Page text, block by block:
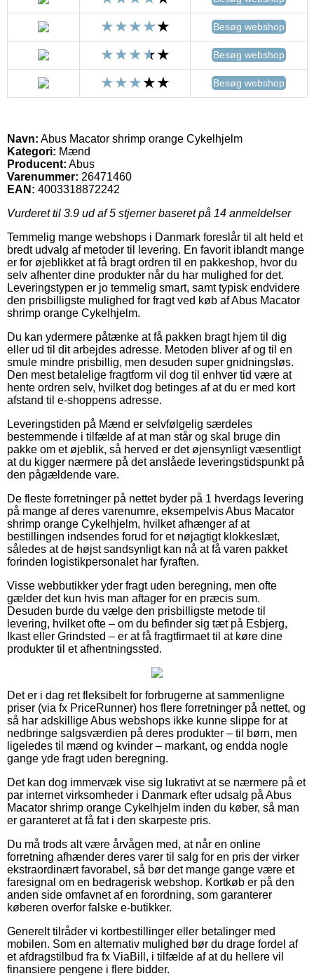
Besøg webshop
Besøg webshop
Besøg webshop
Navn: Abus Macator shrimp orange Cykelhjelm
Kategori: Mænd
Producent: Abus
Varenummer: 26471460
EAN: 4003318872242
Vurderet til 3.9 ud af 5 stjerner baseret på 14 anmeldelser
Temmelig mange webshops i Danmark foreslår til alt held et
bredt udvalg af metoder til levering. En favorit iblandt mange
er for øjeblikket at få bragt ordren til en pakkeshop, hvor du
selv afhenter dine produkter når du har mulighed for det.
Leveringstypen er jo temmelig smart, samt typisk endvidere
den prisbilligste mulighed for fragt ved køb af Abus Macator
shrimp orange Cykelhjelm.
Du kan ydermere påtænke at få pakken bragt hjem til dig
eller ud til dit arbejdes adresse. Metoden bliver af og til en
smule mindre prisbillig, men desuden super gnidningsløs.
Den mest betalelige fragtform vil dog til enhver tid være at
hente ordren selv, hvilket dog betinges af at du er med kort
afstand til e-shoppens adresse.
Leveringstiden på Mænd er selvfølgelig særdeles
bestemmende i tilfælde af at man står og skal bruge din
pakke om et øjeblik, så herved er det øjensynligt væsentligt
at du kigger nærmere på det anslåede leveringstidspunkt på
den pågældende vare.
De fleste forretninger på nettet byder på 1 hverdags levering
på mange af deres varenumre, eksempelvis Abus Macator
shrimp orange Cykelhjelm, hvilket afhænger af at
bestillingen indsendes forud for et nøjagtigt klokkeslæt,
således at de højst sandsynligt kan nå at få varen pakket
forinden logistikpersonalet har fyraften.
Visse webbutikker yder fragt uden beregning, men ofte
gælder det kun hvis man aftager for en præcis sum.
Desuden burde du vælge den prisbilligste metode til
levering, hvilket ofte – om du befinder sig tæt på Esbjerg,
Ikast eller Grindsted – er at få fragtfirmaet til at køre dine
produkter til et afhentningssted.
Det er i dag ret fleksibelt for forbrugerne at sammenligne
priser (via fx PriceRunner) hos flere forretninger på nettet, og
så har adskillige Abus webshops ikke kunne slippe for at
nedbringe salgsværdien på deres produkter – til børn, men
ligeledes til mænd og kvinder – markant, og endda nogle
gange yde fragt uden beregning.
Det kan dog immervæk vise sig lukrativt at se nærmere på et
par internet virksomheder i Danmark efter udsalg på Abus
Macator shrimp orange Cykelhjelm inden du køber, så man
er garanteret at få fat i den skarpeste pris.
Du må trods alt være årvågen med, at når en online
forretning afhænder deres varer til salg for en pris der virker
ekstraordinært favorabel, så bør det mange gange være et
faresignal om en bedragerisk webshop. Kortkøb er på den
anden side omfavnet af en forordning, som garanterer
køberen overfor falske e-butikker.
Generelt tilråder vi kortbestillinger eller betalinger med
mobilen. Som en alternativ mulighed bør du drage fordel af
et afdragstilbud fra fx ViaBill, i tilfælde af at du hellere vil
finansiere pengene i flere bidder.